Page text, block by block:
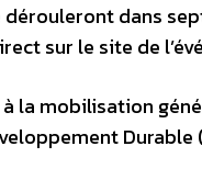
dérouleront dans
sur le site de
la mobilisation
Durable